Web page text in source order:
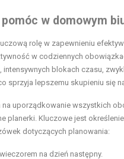
w domowym
rolę w zapewnieniu
w codziennych
intensywnych blokach czasu,
sprzyja lepszemu skupieniu się
na uporządkowanie wszystkich
planerki. Kluczowe jest
dotyczących planowania:
na dzień następny.